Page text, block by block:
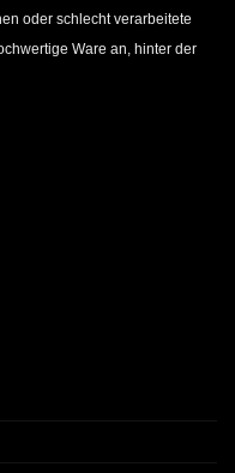
oder schlecht verarbeitete
Ware an, hinter der